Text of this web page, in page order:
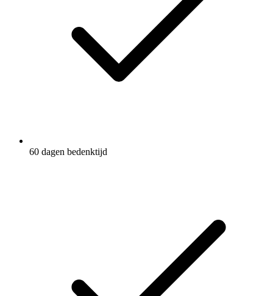
60 dagen bedenktijd